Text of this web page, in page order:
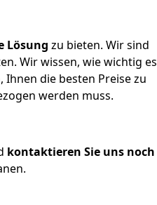
Lösung zu bieten. Wir sind
Wir wissen, wie wichtig es
die besten Preise zu
werden muss.
kontaktieren Sie uns noch